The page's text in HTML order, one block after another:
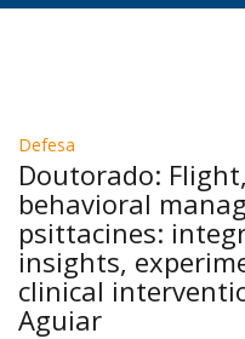
Defesa
Doutorado:
behavioral
psittacines:
insights,
clinical
Aguiar